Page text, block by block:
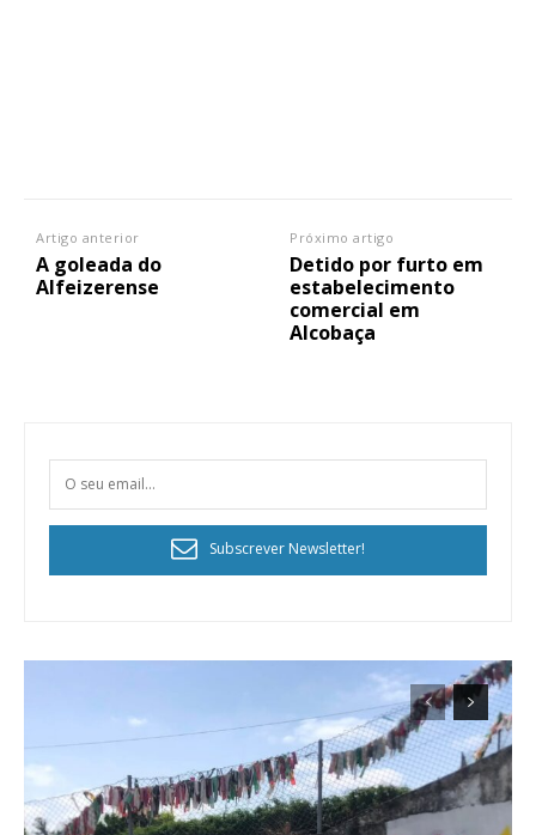
Artigo anterior
A goleada do
Alfeizerense
Próximo artigo
Detido por furto em
estabelecimento
comercial em
Alcobaça
Subscrever Newsletter!